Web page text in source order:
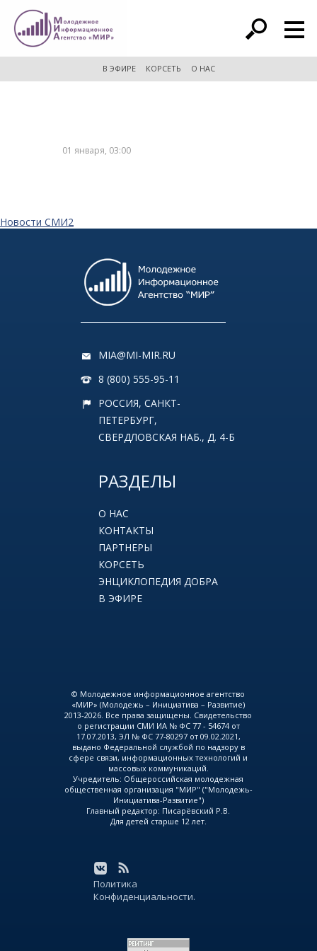
расширенный поиск
В ЭФИРЕ КОРСЕТЬ О НАС
01 января, 03:00
Новости СМИ2
MIA@MI-MIR.RU
8 (800) 555-95-11
РОССИЯ, САНКТ-
ПЕТЕРБУРГ,
СВЕРДЛОВСКАЯ НАБ., Д. 4-Б
РАЗДЕЛЫ
О НАС
КОНТАКТЫ
ПАРТНЕРЫ
КОРСЕТЬ
ЭНЦИКЛОПЕДИЯ ДОБРА
В ЭФИРЕ
© Молодежное информационное агентство
«МИР» (Молодежь – Инициатива – Развитие)
2013-2026. Все права защищены. Свидетельство
о регистрации СМИ ИА № ФС 77 - 54674 от
17.07.2013, ЭЛ № ФС 77-80297 от 09.02.2021,
выдано Федеральной службой по надзору в
сфере связи, информационных технологий и
массовых коммуникаций.
Учредитель: Общероссийская молодежная
общественная организация "МИР" ("Молодежь-
Инициатива-Развитие")
Главный редактор: Писарёвский Р.В.
Для детей старше 12 лет.
Политика
Конфиденциальности.